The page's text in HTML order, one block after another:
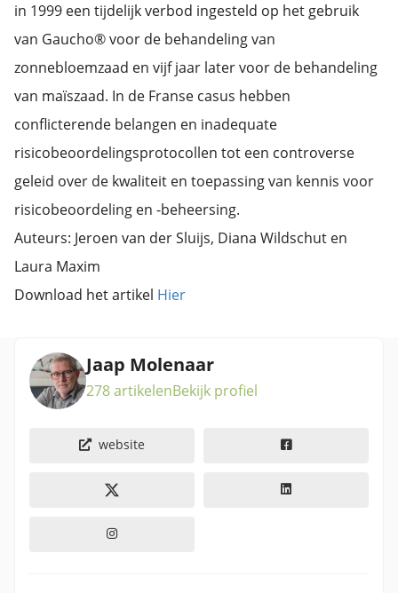
in 1999 een tijdelijk verbod ingesteld op het gebruik
van Gaucho® voor de behandeling van
zonnebloemzaad en vijf jaar later voor de behandeling
van maïszaad. In de Franse casus hebben
conflicterende belangen en inadequate
risicobeoordelingsprotocollen tot een controverse
geleid over de kwaliteit en toepassing van kennis voor
risicobeoordeling en -beheersing.
Auteurs: Jeroen van der Sluijs, Diana Wildschut en
Laura Maxim
Download het artikel Hier
Jaap Molenaar
278 artikelenBekijk profiel
website